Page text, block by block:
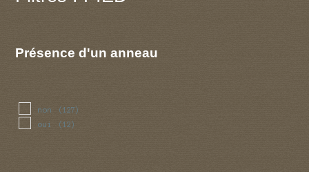
Présence d'un anneau
non (127)
oui (12)